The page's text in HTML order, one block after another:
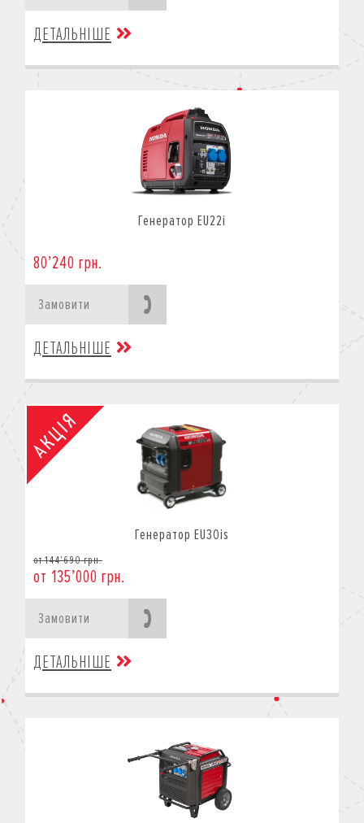
ДЕТАЛЬНІШЕ
Генератор EU22i
80’240 грн.
Замовити
ДЕТАЛЬНІШЕ
Генератор EU30is
от 144’690 грн.
от 135’000 грн.
Замовити
ДЕТАЛЬНІШЕ